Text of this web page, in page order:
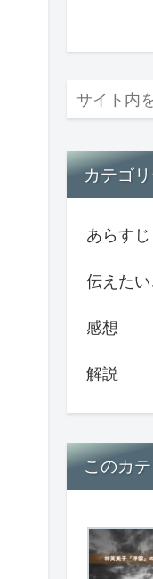
カテゴ
あらすじ
伝えたい
感想
解説
このカ